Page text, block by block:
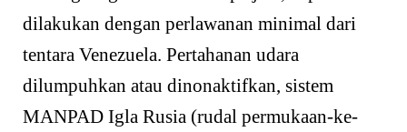
dilakukan dengan perlawanan minimal dari
tentara Venezuela. Pertahanan udara
dilumpuhkan atau dinonaktifkan, sistem
MANPAD Igla Rusia (rudal permukaan-ke-